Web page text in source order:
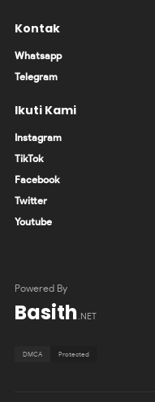
Powered By
Basith.NET
Kontak
Whatsapp
Telegram
Ikuti Kami
Instagram
TikTok
Facebook
Twitter
Youtube